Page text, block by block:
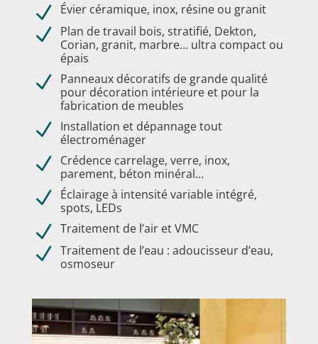
N Évier céramique, inox, résine ou granit
N Plan de travail bois, stratifié, Dekton,
Corian, granit, marbre… ultra compact ou
épais
N Panneaux décoratifs de grande qualité
pour décoration intérieure et pour la
fabrication de meubles
N Installation et dépannage tout
électroménager
N Crédence carrelage, verre, inox,
parement, béton minéral…
N Éclairage à intensité variable intégré,
spots, LEDs
N Traitement de l’air et VMC
N Traitement de l’eau : adoucisseur d’eau,
osmoseur